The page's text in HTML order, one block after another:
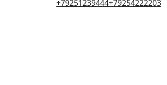
+79251239444+79254222203